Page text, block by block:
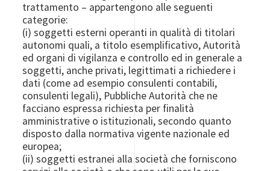
trattamento – appartengono alle seguenti
categorie:
(i) soggetti esterni operanti in qualità di titolari
autonomi quali, a titolo esemplificativo, Autorità
ed organi di vigilanza e controllo ed in generale a
soggetti, anche privati, legittimati a richiedere i
dati (come ad esempio consulenti contabili,
consulenti legali), Pubbliche Autorità che ne
facciano espressa richiesta per finalità
amministrative o istituzionali, secondo quanto
disposto dalla normativa vigente nazionale ed
europea;
(ii) soggetti estranei alla società che forniscono